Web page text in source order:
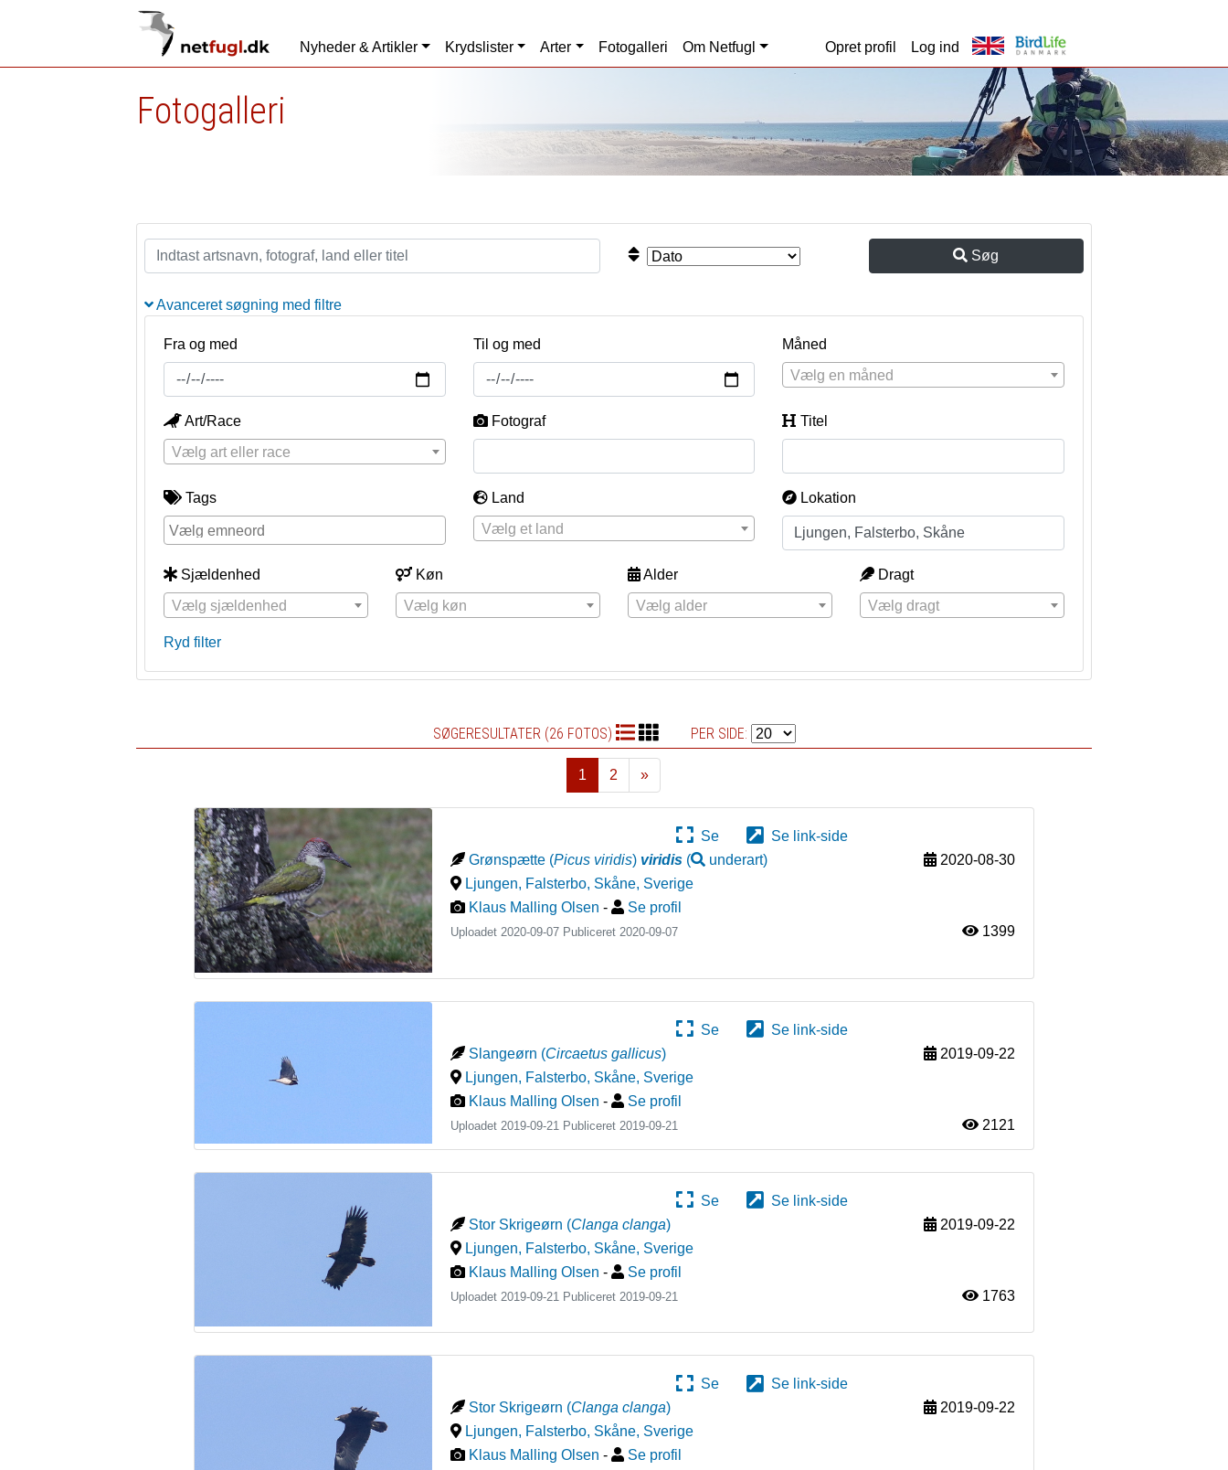
Nyheder & Artikler Krydslister Arter Fotogalleri Om Netfugl Opret profil Log ind
Fotogalleri
Søg
Avanceret søgning med filtre
Fra og med Til og med
Måned
Vælg en måned
Art/Race
Vælg art eller race
Fotograf Titel
Tags
Land
Vælg et land
Lokation
Sjældenhed
Vælg sjældenhed
Køn
Vælg køn
Alder
Vælg alder
Dragt
Vælg dragt
Ryd filter
SØGERESULTATER (26 FOTOS) PER SIDE:
1 2
»
Næste
Se
Se link-side
Grønspætte (Picus viridis) viridis ( underart)
2020-08-30
Ljungen, Falsterbo, Skåne, Sverige
Klaus Malling Olsen - Se profil
Uploadet 2020-09-07 Publiceret2020-09-07 1399
Se
Se link-side
Slangeørn (Circaetus gallicus)
2019-09-22
Ljungen, Falsterbo, Skåne, Sverige
Klaus Malling Olsen - Se profil
Uploadet 2019-09-21 Publiceret 2019-09-21 2121
Se
Se link-side
Stor Skrigeørn (Clanga clanga)
2019-09-22
Ljungen, Falsterbo, Skåne, Sverige
Klaus Malling Olsen - Se profil
Uploadet 2019-09-21 Publiceret 2019-09-21 1763
Se
Se link-side
Stor Skrigeørn (Clanga clanga)
2019-09-22
Ljungen, Falsterbo, Skåne, Sverige
Klaus Malling Olsen - Se profil